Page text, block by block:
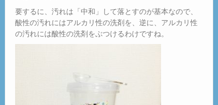
要するに、汚れは「中和」して落とすのが基本なので、
酸性の汚れにはアルカリ性の洗剤を、逆に、アルカリ性
の汚れには酸性の洗剤をぶつけるわけですね。